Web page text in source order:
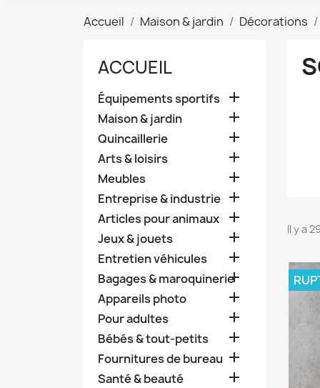
Accueil Maison & jardin Décorations
ACCUEIL
Équipements sportifs 
Maison & jardin 
Quincaillerie 
Arts & loisirs 
Meubles 
Entreprise & industrie 
Articles pour animaux 
Jeux & jouets 
Entretien véhicules 
Bagages & maroquinerie

Appareils photo 
Pour adultes 
Bébés & tout-petits 
Fournitures de bureau 
Santé & beauté 
Il y a